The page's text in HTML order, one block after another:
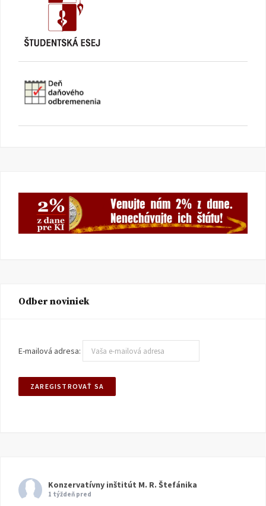
Odber noviniek
E-mailová adresa:
Konzervatívny inštitút M. R. Štefánika
1 týždeň pred